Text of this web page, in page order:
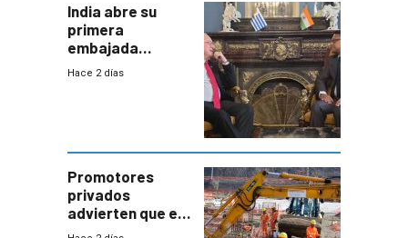
India abre su
primera
embajada
residente en
enorme
potencial
Hace 2 días
Promotores
privados
advierten que el
nuevo convenio